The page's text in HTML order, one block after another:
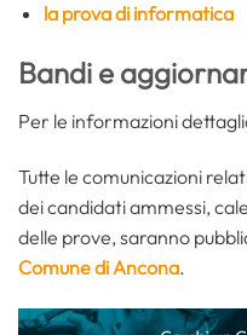
la prova di informatica
Bandi e
Per le informazioni
Tutte le comunicazioni
dei candidati ammessi,
delle prove, saranno
Comune di Ancona.